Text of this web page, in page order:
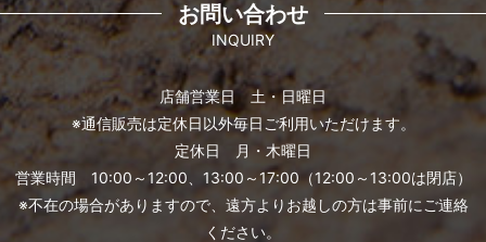
お問い合わせ
INQUIRY
店舗営業日 土・日曜日
※通信販売は定休日以外毎日ご利用いただけます。
定休日 月・木曜日
営業時間 10:00～12:00、13:00～17:00（12:00～13:00は閉店）
※不在の場合がありますので、遠方よりお越しの方は事前にご連絡
ください。